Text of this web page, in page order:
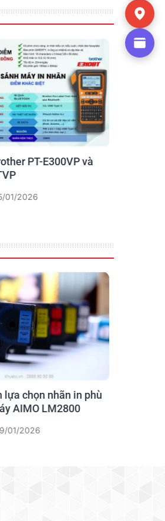
PT-E300VP và
01/2026
lựa chọn nhãn in phù
AIMO LM2800
01/2026